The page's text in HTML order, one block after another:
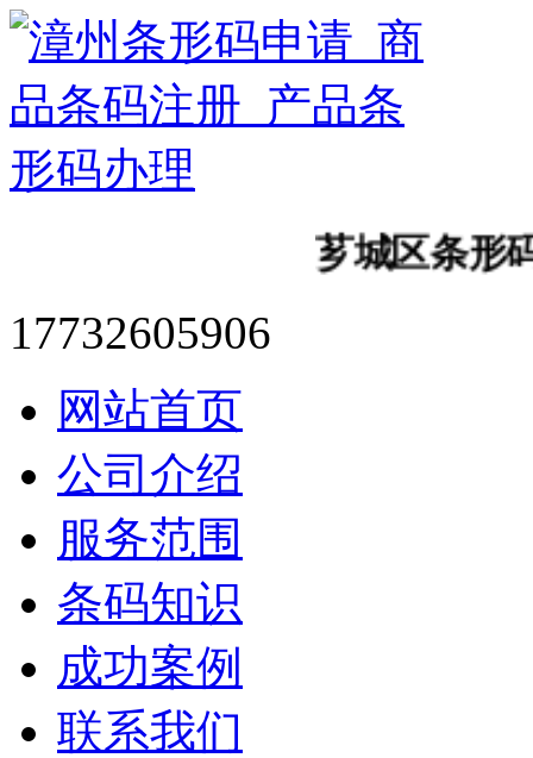
芗城区条形码有
17732605906
网站首页
公司介绍
服务范围
条码知识
成功案例
联系我们